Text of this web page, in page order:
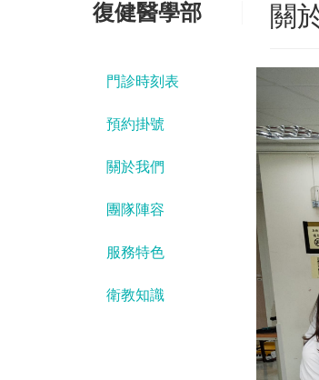
復健醫學部
門診時刻表
預約掛號
關於我們
團隊陣容
服務特色
衛教知識
關